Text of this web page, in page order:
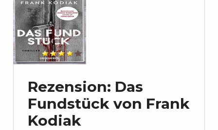
Rezension: Das
Fundstück von Frank
Kodiak